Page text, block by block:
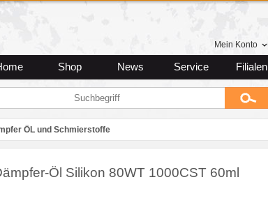
Mein Konto
Shop News Service Filialen
ÖL und Schmierstoffe
Öl Silikon 80WT 1000CST 60ml